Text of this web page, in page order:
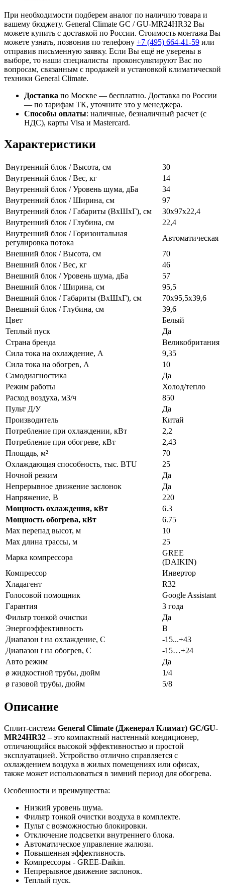
При необходимости подберем аналог по наличию товара и
вашему бюджету. General Climate GC / GU-MR24HR32 Вы
можете купить с доставкой по России. Стоимость монтажа Вы
можете узнать, позвонив по телефону +7 (495) 664-41-59 или
отправив письменную заявку. Если Вы ещё не уверены в
выборе, то наши специалисты проконсультируют Вас по
вопросам, связанным с продажей и установкой климатической
техники General Climate.
Доставка по Москве — бесплатно. Доставка по России
— по тарифам ТК, уточните это у менеджера.
Способы оплаты: наличные, безналичный расчет (с
НДС), карты Visa и Mastercard.
Характеристики
Внутренний блок / Высота, см
30
Внутренний блок / Вес, кг
14
Внутренний блок / Уровень шума, дБа
34
Внутренний блок / Ширина, см
97
Внутренний блок / Габариты (ВхШхГ), см
30х97х22,4
Внутренний блок / Глубина, см
22,4
Внутренний блок / Горизонтальная
регулировка потока
Автоматическая
Внешний блок / Высота, см
70
Внешний блок / Вес, кг
46
Внешний блок / Уровень шума, дБа
57
Внешний блок / Ширина, см
95,5
Внешний блок / Габариты (ВхШхГ), см
70х95,5х39,6
Внешний блок / Глубина, см
39,6
Цвет
Белый
Теплый пуск
Да
Страна бренда
Великобритания
Сила тока на охлаждение, А
9,35
Сила тока на обогрев, А
10
Самодиагностика
Да
Режим работы
Холод/тепло
Расход воздуха, м3/ч
850
Пульт Д/У
Да
Производитель
Китай
Потребление при охлаждении, кВт
2,2
Потребление при обогреве, кВт
2,43
Площадь, м²
70
Охлаждающая способность, тыс. BTU
25
Ночной режим
Да
Непрерывное движение заслонок
Да
Напряжение, В
220
Мощность охлаждения, кВт
6.3
Мощность обогрева, кВт
6.75
Max перепад высот, м
10
Max длина трассы, м
25
Марка компрессора
GREE
(DAIKIN)
Компрессор
Инвертор
Хладагент
R32
Голосовой помощник
Google Assistant
Гарантия
3 года
Фильтр тонкой очистки
Да
Энергоэффективность
B
Диапазон t на охлаждение, С
-15...+43
Диапазон t на обогрев, С
-15…+24
Авто режим
Да
ø жидкостной трубы, дюйм
1/4
ø газовой трубы, дюйм
5/8
Описание
Сплит-система General Climate (Дженерал Климат) GC/GU-
MR24HR32 – это компактный настенный кондиционер,
отличающийся высокой эффективностью и простой
эксплуатацией. Устройство отлично справляется с
охлаждением воздуха в жилых помещениях или офисах,
также может использоваться в зимний период для обогрева.
Особенности и преимущества:
Низкий уровень шума.
Фильтр тонкой очистки воздуха в комплекте.
Пульт с возможностью блокировки.
Отключение подсветки внутреннего блока.
Автоматическое управление жалюзи.
Повышенная эффективность.
Компрессоры - GREE-Daikin.
Непрерывное движение заслонок.
Теплый пуск.